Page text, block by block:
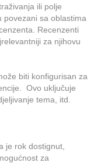
ili polje
sa oblastima
Recenzenti
za njihovu
biti konfigurisan za
Ovo uključuje
tema, itd.
je rok dostignut,
za